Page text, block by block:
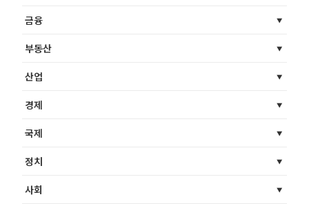
금융
부동산
산업
경제
국제
정치
사회